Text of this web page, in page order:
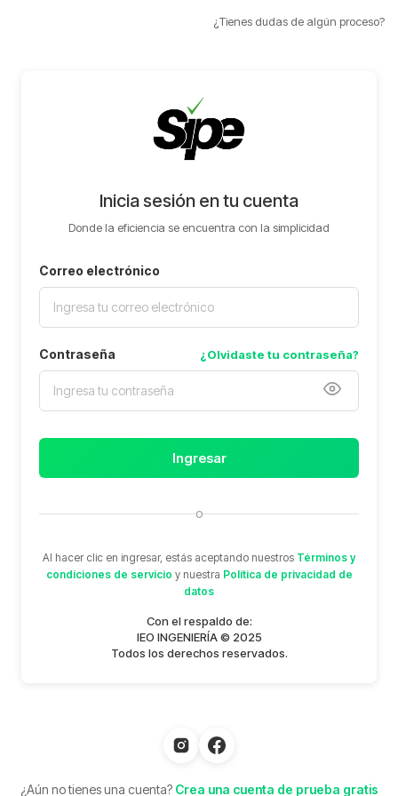
¿Tienes dudas de algún proceso?
Inicia sesión en tu cuenta
Donde la eficiencia se encuentra con la simplicidad
Correo electrónico
Contraseña ¿Olvidaste tu contraseña?
Ingresar
o
Al hacer clic en ingresar, estás aceptando nuestros Términos y
condiciones de servicio y nuestra Política de privacidad de
datos
Con el respaldo de:
IEO INGENIERÍA © 2025
Todos los derechos reservados.
¿Aún no tienes una cuenta? Crea una cuenta de prueba gratis